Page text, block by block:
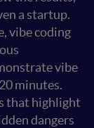
a startup.
vibe coding
vibe
minutes.
that highlight
dangers